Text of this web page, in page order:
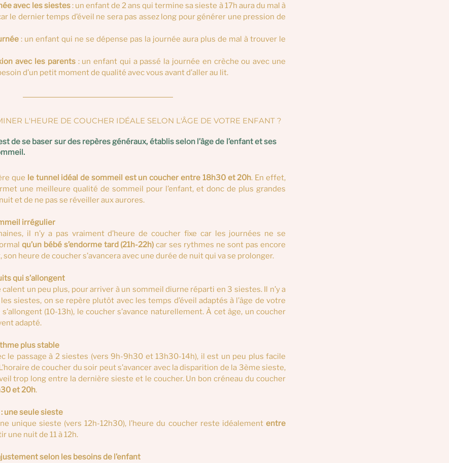
avec les siestes : un enfant de 2 ans qui termine sa sieste à 17h aura du mal à
le dernier temps d’éveil ne sera pas assez long pour générer une pression de
: un enfant qui ne se dépense pas la journée aura plus de mal à trouver le
avec les parents : un enfant qui a passé la journée en crèche ou avec une
d’un petit moment de qualité avec vous avant d’aller au lit.
L'HEURE DE COUCHER IDÉALE SELON L'ÂGE DE VOTRE ENFANT ?
de se baser sur des repères généraux, établis selon l’âge de l’enfant et ses
que le tunnel idéal de sommeil est un coucher entre 18h30 et 20h. En effet,
une meilleure qualité de sommeil pour l’enfant, et donc de plus grandes
et de ne pas se réveiller aux aurores.
irrégulier
il n’y a pas vraiment d’heure de coucher fixe car les journées ne se
qu’un bébé s’endorme tard (21h-22h) car ses rythmes ne sont pas encore
heure de coucher s’avancera avec une durée de nuit qui va se prolonger.
qui s’allongent
un peu plus, pour arriver à un sommeil diurne réparti en 3 siestes. Il n’y a
siestes, on se repère plutôt avec les temps d’éveil adaptés à l’âge de votre
adapté.
plus stable
le passage à 2 siestes (vers 9h-9h30 et 13h30-14h), il est un peu plus facile
de coucher du soir peut s’avancer avec la disparition de la 3ème sieste,
trop long entre la dernière sieste et le coucher. Un bon créneau du coucher
et 20h.
une seule sieste
unique sieste (vers 12h-12h30), l’heure du coucher reste idéalement entre
une nuit de 11 à 12h.
selon les besoins de l’enfant